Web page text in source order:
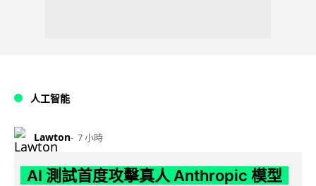
人工智能
Lawton 7 小時
AI 測試首度攻擊真人 Anthropic 模型